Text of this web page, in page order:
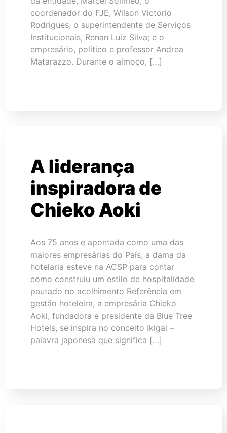
coordenador do FJE, Wilson Victorio
Rodrigues; o superintendente de Serviços
Institucionais, Renan Luiz Silva; e o
empresário, político e professor Andrea
Matarazzo. Durante o almoço, […]
A liderança
inspiradora de
Chieko Aoki
Aos 75 anos e apontada como uma das
maiores empresárias do País, a dama da
hotelaria esteve na ACSP para contar
como construiu um estilo de hospitalidade
pautado no acolhimento Referência em
gestão hoteleira, a empresária Chieko
Aoki, fundadora e presidente da Blue Tree
Hotels, se inspira no conceito Ikigai –
palavra japonesa que significa […]